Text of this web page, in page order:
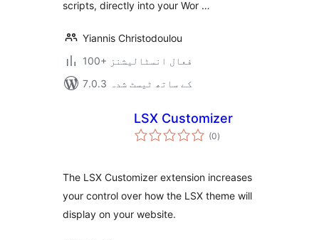
scripts, directly into your Wor …
Yiannis Christodoulou
100+ فعال انسٹالیشنز
7.0.3 کے ساتھ ٹیسٹ شدہ
LSX Customizer
(0مجموعی
درجہ
)
The LSX Customizer extension increases
your control over how the LSX theme will
display on your website.